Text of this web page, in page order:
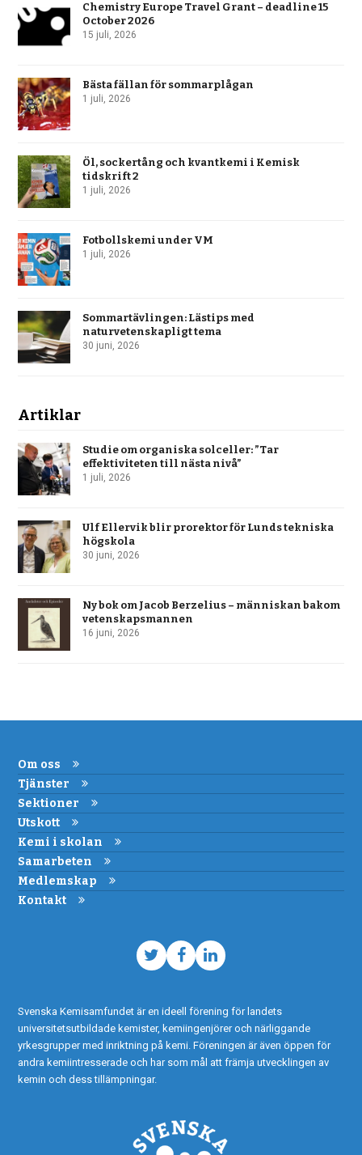
Chemistry Europe Travel Grant – deadline 15
October 2026
15 juli, 2026
Bästa fällan för sommarplågan
1 juli, 2026
Öl, sockertång och kvantkemi i Kemisk
tidskrift 2
1 juli, 2026
Fotbollskemi under VM
1 juli, 2026
Sommartävlingen: Lästips med
naturvetenskapligt tema
30 juni, 2026
Artiklar
Studie om organiska solceller: ”Tar
effektiviteten till nästa nivå”
1 juli, 2026
Ulf Ellervik blir prorektor för Lunds tekniska
högskola
30 juni, 2026
Ny bok om Jacob Berzelius – människan bakom
vetenskapsmannen
16 juni, 2026
Om oss
Tjänster
Sektioner
Utskott
Kemi i skolan
Samarbeten
Medlemskap
Kontakt
TwitterFacebook
LinkedIn
Svenska Kemisamfundet är en ideell förening för landets
universitetsutbildade kemister, kemiingenjörer och närliggande
yrkesgrupper med inriktning på kemi. Föreningen är även öppen för
andra kemiintresserade och har som mål att främja utvecklingen av
kemin och dess tillämpningar.